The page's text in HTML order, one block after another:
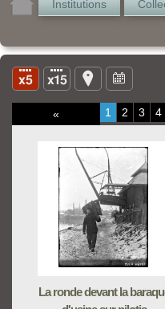
Institutions
« 1 2 3 4
La ronde devant la